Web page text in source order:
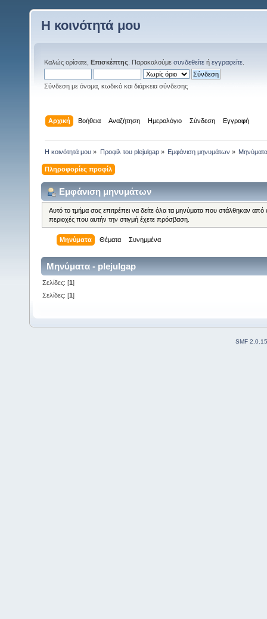
Η κοινότητά μου
Καλώς ορίσατε, Επισκέπτης . Παρακαλούμε συνδεθείτε ή εγγραφείτε
Σύνδεση με όνομα, κωδικό και διάρκεια σύνδεσης
Αρχική Βοήθεια Αναζήτηση Ημερολόγιο Σύνδεση Εγγραφή
Η κοινότητά μου » Προφίλ του plejulgap» Εμφάνιση μηνυμάτων »
Πληροφορίες προφίλ
Εμφάνιση μηνυμάτων
Αυτό το τμήμα σας επιτρέπει να δείτε όλα τα μηνύματα που στάλθηκαν
περιοχές που αυτήν την στιγμή έχετε πρόσβαση.
Μηνύματα Θέματα Συνημμένα
Μηνύματα - plejulgap
Σελίδες: [1]
Σελίδες: [1]
SMF 2.0.15